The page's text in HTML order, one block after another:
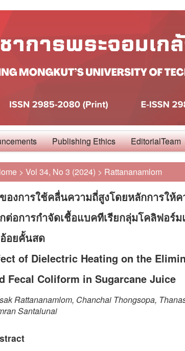
Publishing Ethics EditorialTeam
> Vol 34, No 3 (2024) > Rattananamlom
องการใช้คลื่นความถี่สูงโดยหลักการให้
ต่อการกำจัดเชื้อแบคทีเรียกลุ่มโคลิฟอร์
อยคั้นสด
of Dielectric Heating on the
Fecal Coliform in Sugarcane Juice
Rattananamlom, Chanchai Thongsopa,
Santalunai